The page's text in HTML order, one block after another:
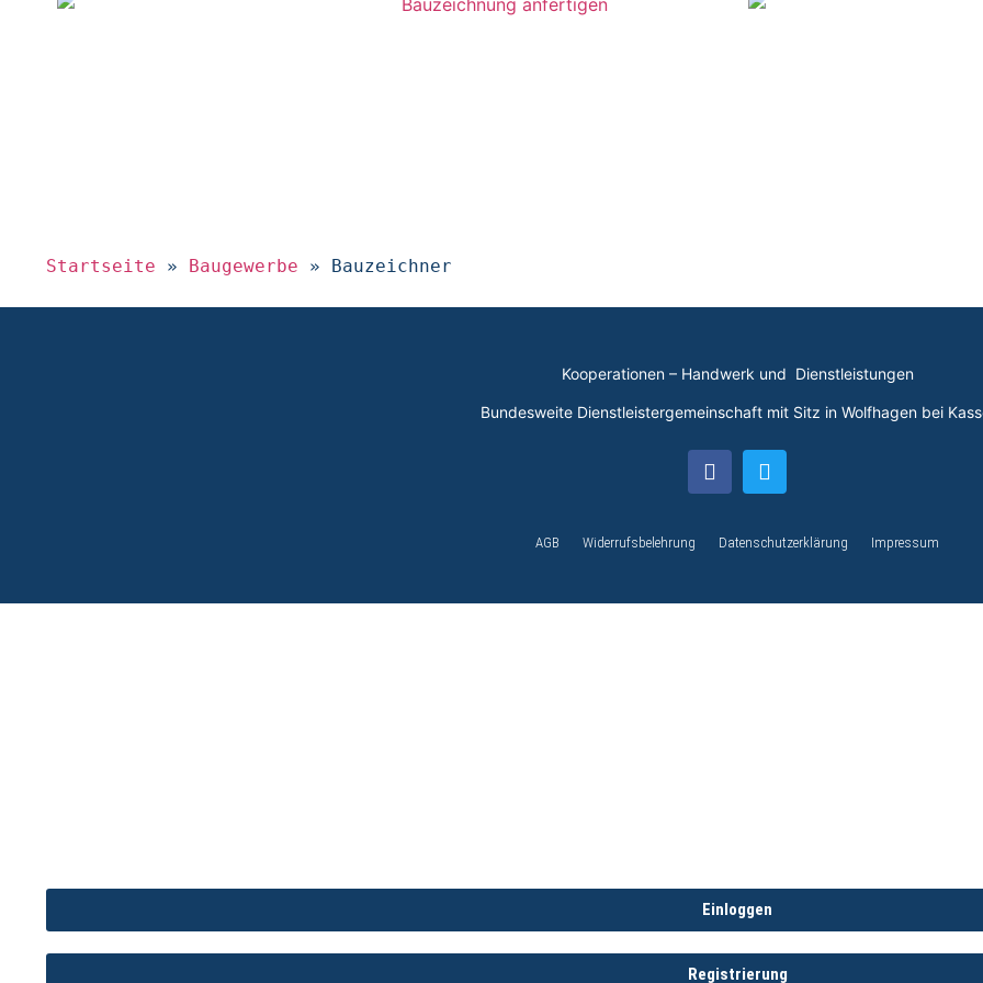
Startseite » Baugewerbe » Bauzeichner​
Kooperationen – Handwerk und Dienstleistungen
Bundesweite Dienstleistergemeinschaft mit Sitz in Wolfhagen bei
AGB Widerrufsbelehrung Datenschutzerklärung Impressum
Einloggen
Registrierung